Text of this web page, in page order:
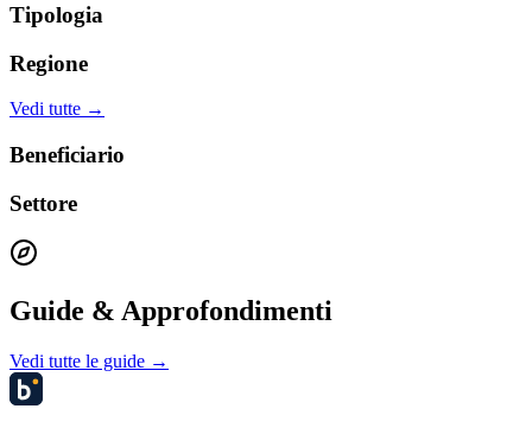
Tipologia
Regione
Vedi tutte →
Beneficiario
Settore
Guide & Approfondimenti
Vedi tutte le guide →